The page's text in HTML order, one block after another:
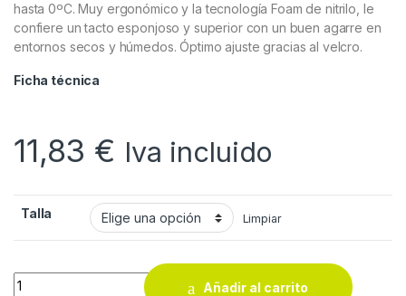
hasta 0ºC. Muy ergonómico y la tecnología Foam de nitrilo, le
confiere un tacto esponjoso y superior con un buen agarre en
entornos secos y húmedos. Óptimo ajuste gracias al velcro.
Ficha técnica
11,83 € Iva incluido
Talla Limpiar
Guantes de nitrilo Juba Agility Refrigerator 5115W quantity
Añadir al carrito